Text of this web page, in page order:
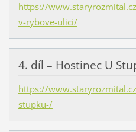
https://
v-rybove-ulici/
4. díl – Hostinec U
https://
stupku-/